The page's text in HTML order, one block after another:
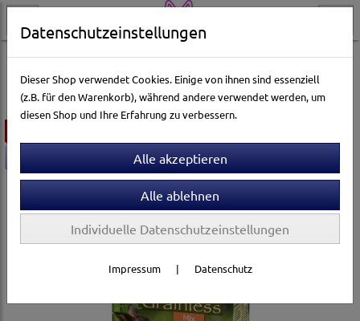
Kleintierwelt Kleintierfutter & Snacks JR Farm
Datenschutzeinstellungen
Dieser Shop verwendet Cookies. Einige von ihnen sind essenziell
(z.B. für den Warenkorb), während andere verwendet werden, um
diesen Shop und Ihre Erfahrung zu verbessern.
Individuelle Datenschutzeinstellungen
Impressum | Datenschutz